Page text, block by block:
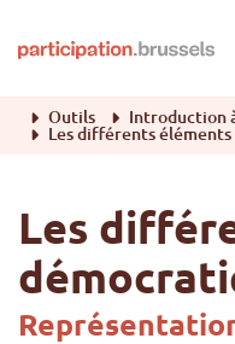
Outils Introduction à
Les différents éléments
Les